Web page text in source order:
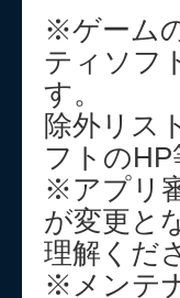
※ゲーム
ティソフ
す。
除外リス
フトのHP
※アプリ
が変更と
理解くだ
※メンテ